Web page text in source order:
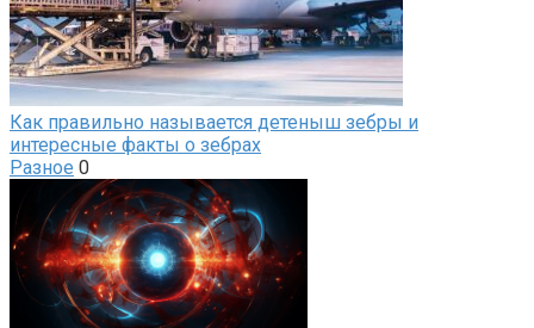
Как правильно называется детеныш зебры и
интересные факты о зебрах
Разное 0